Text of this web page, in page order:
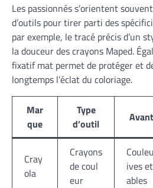
Les passionnés s’orientent
d’outils pour tirer parti des
par exemple, le tracé précis d’un
la douceur des crayons Maped.
fixatif mat permet de protéger et
longtemps l’éclat du coloriage.
Mar
que
Type
d’outil
Cray
ola
Crayons
de coul
eur
ives
ables